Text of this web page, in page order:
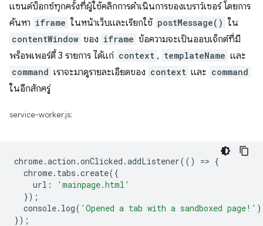
แซนด์บ็อกซ์ทุกครั้งที่ผู้ใช้คลิกการดำเนินการของเบราว์เซอร์ โดยการ
ค้นหา iframe ในหน้าเว็บและเรียกใช้ postMessage() ใน
contentWindow ของ iframe ข้อความจะเป็นออบเจ็กต์ที่มี
พร็อพเพอร์ตี้ 3 รายการ ได้แก่ context , templateName และ
command เราจะมาดูรายละเอียดของ context และ command
ในอีกสักครู่
service-worker.js:
chrome.action .onClicked .addListener(() => {
chrome. tabs .create({
url :
'mainpage.html'
});
console. log( 'Opened a tab with a sandboxed page!'
});